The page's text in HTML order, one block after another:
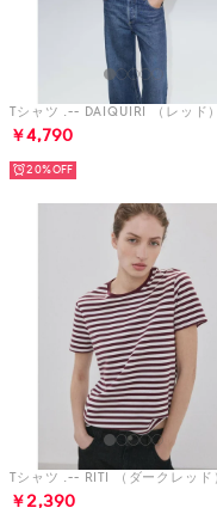
Tシャツ .-- DAIQUIRI （レッド）
￥4,790
20%
Tシャツ .-- RITI （ダークレッド）
￥2,390